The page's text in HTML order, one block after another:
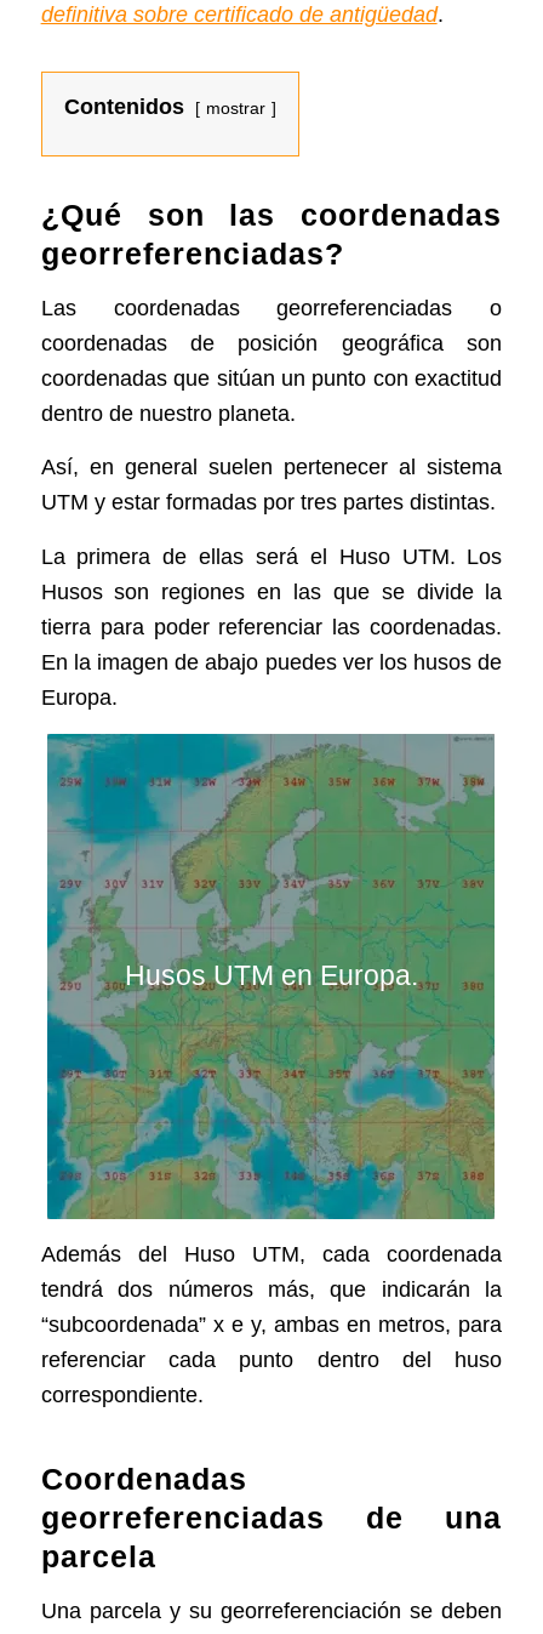
definitiva sobre certificado de antigüedad.
Contenidos mostrar
¿Qué son las coordenadas
georreferenciadas?
Las coordenadas georreferenciadas o
coordenadas de posición geográfica son
coordenadas que sitúan un punto con exactitud
dentro de nuestro planeta.
Así, en general suelen pertenecer al sistema
UTM y estar formadas por tres partes distintas.
La primera de ellas será el Huso UTM. Los
Husos son regiones en las que se divide la
tierra para poder referenciar las coordenadas.
En la imagen de abajo puedes ver los husos de
Europa.
Husos UTM en Europa.
Además del Huso UTM, cada coordenada
tendrá dos números más, que indicarán la
“subcoordenada” x e y, ambas en metros, para
referenciar cada punto dentro del huso
correspondiente.
Coordenadas
georreferenciadas de una
parcela
Una parcela y su georreferenciación se deben